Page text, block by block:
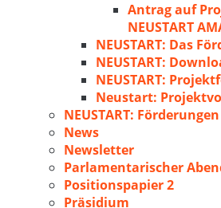
Antrag auf
NEUSTART
NEUSTART: Das
NEUSTART:
NEUSTART:
Neustart:
NEUSTART: Förderungen
News
Newsletter
Parlamentarischer
Positionspapier 2
Präsidium